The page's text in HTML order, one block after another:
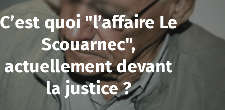
C’est quoi "l’affaire Le
Scouarnec",
actuellement devant
la justice ?